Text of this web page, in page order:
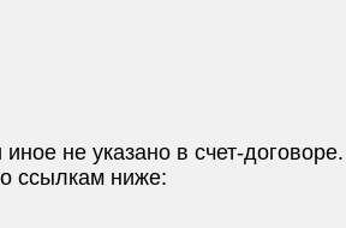
не указано в счет-договоре.
ссылкам ниже: